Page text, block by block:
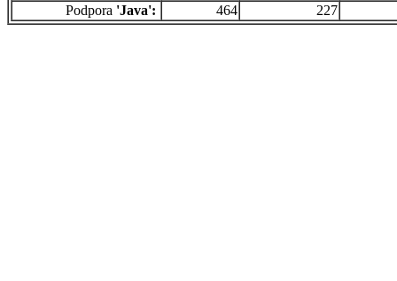
Podpora 'Java': 464 227